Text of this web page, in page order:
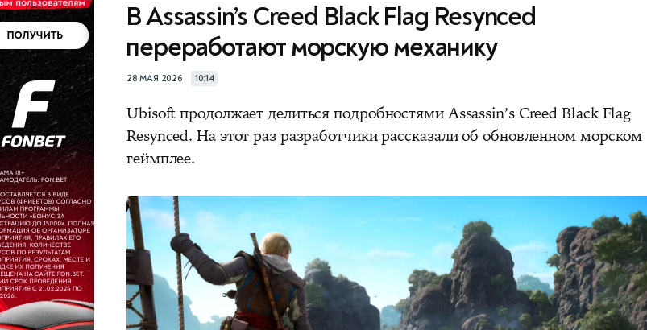
В Assassin’s Creed Black Flag Resynced
переработают морскую механику
28 МАЯ 2026 10:14
Ubisoft продолжает делиться подробностями Assassin’s Creed Black Flag
Resynced. На этот раз разработчики рассказали об обновленном морском
геймплее.